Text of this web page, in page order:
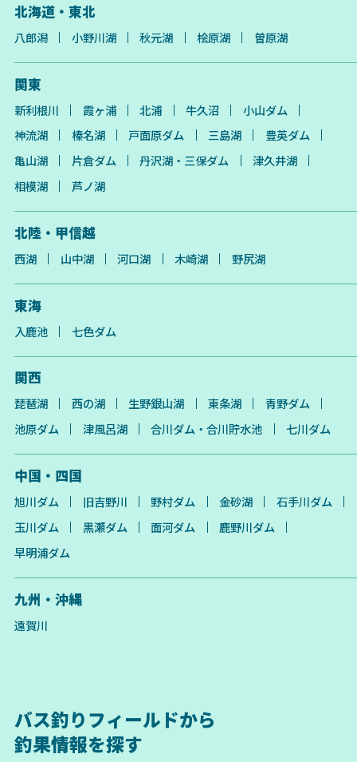
北海道・東北
八郎潟 小野川湖 秋元湖 桧原湖 曽原湖
関東
新利根川 霞ヶ浦 北浦 牛久沼
小山ダム
神流湖
榛名湖 戸面原ダム 三島湖
豊英ダム
亀山湖
片倉ダム 丹沢湖・三保ダム
津久井湖
相模湖
芦ノ湖
北陸・甲信越
西湖 山中湖 河口湖 木崎湖 野尻湖
東海
入鹿池 七色ダム
関西
琵琶湖 西の湖 生野銀山湖 東条湖
青野ダム
池原ダム
津風呂湖 合川ダム・合川貯水池 七川ダム
中国・四国
旭川ダム 旧吉野川 野村ダム 金砂湖
石手川ダム
玉川ダム
黒瀬ダム 面河ダム
鹿野川ダム
早明浦ダム
九州・沖縄
遠賀川
バス釣りフィールドから
釣果情報を探す